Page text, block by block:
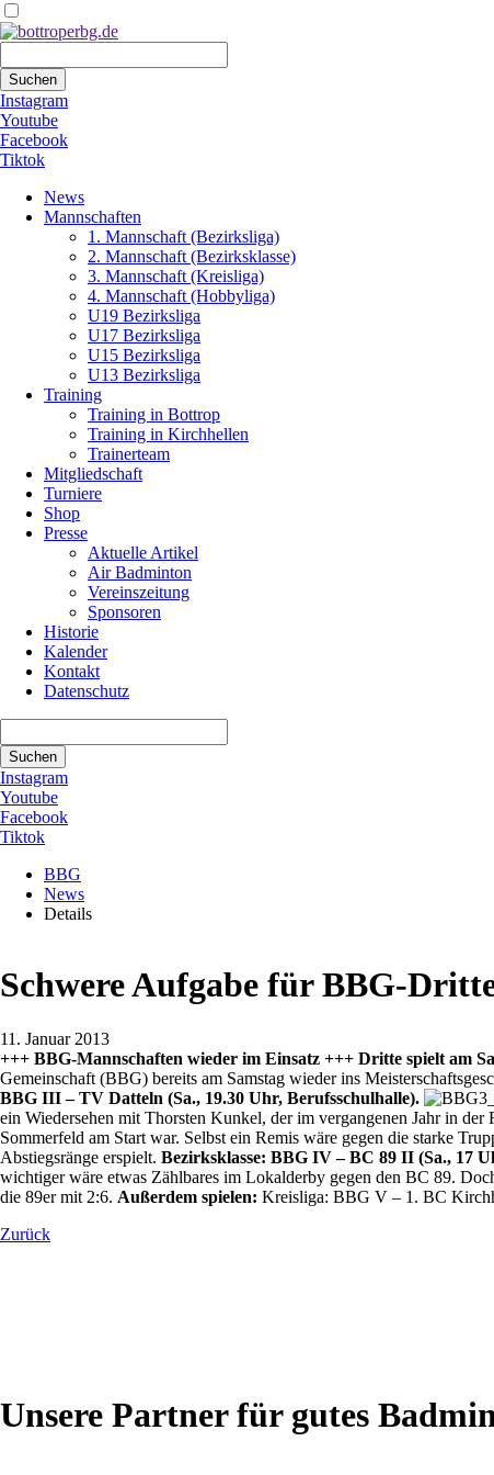
Suchen
Instagram
Youtube
Facebook
Tiktok
überspringen
News
Mannschaften
1. Mannschaft (Bezirksliga)
2. Mannschaft (Bezirksklasse)
3. Mannschaft (Kreisliga)
4. Mannschaft (Hobbyliga)
U19 Bezirksliga
U17 Bezirksliga
U15 Bezirksliga
U13 Bezirksliga
Training
Training in Bottrop
Training in Kirchhellen
Trainerteam
Mitgliedschaft
Turniere
Shop
Presse
Aktuelle Artikel
Air Badminton
Vereinszeitung
Sponsoren
Historie
Kalender
Kontakt
Datenschutz
Suchen
Instagram
Youtube
Facebook
Tiktok
BBG
News
Details
Schwere Aufgabe für BBG-
11. Januar 2013
+++ BBG-Mannschaften wieder im Einsatz +++ Dritte spielt am
Gemeinschaft (BBG) bereits am Samstag wieder ins
BBG III – TV Datteln (Sa., 19.30 Uhr, Berufsschulhalle).
ein Wiedersehen mit Thorsten Kunkel, der im vergangenen Jahr in
Sommerfeld am Start war. Selbst ein Remis wäre gegen die starke
Abstiegsränge erspielt. Bezirksklasse: BBG IV – BC 89 II (Sa., 17
wichtiger wäre etwas Zählbares im Lokalderby gegen den BC 89.
die 89er mit 2:6. Außerdem spielen: Kreisliga: BBG V – 1. BC
Zurück
Unsere Partner für gutes